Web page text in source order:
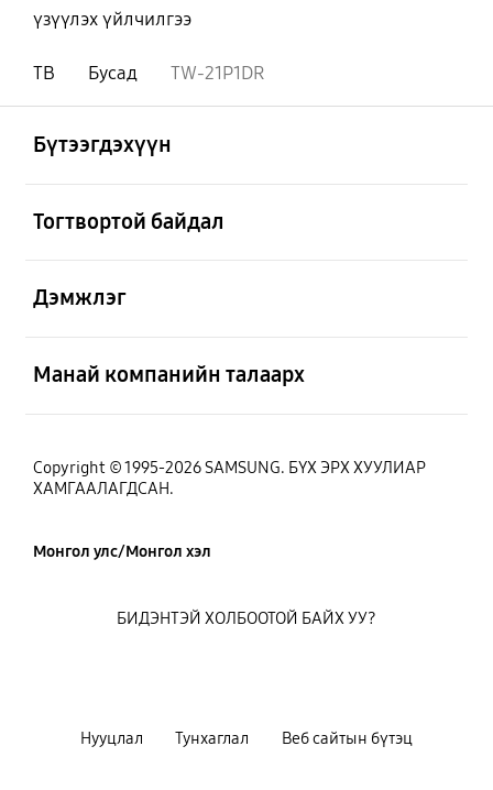
үзүүлэх үйлчилгээ
ТВ Бусад TW-21P1DR
Бүтээгдэхүүн
Тогтвортой байдал
Дэмжлэг
Манай компанийн талаарх
Copyright © 1995-2026 SAMSUNG. БҮХ ЭРХ ХУУЛИАР
ХАМГААЛАГДСАН.
Монгол улс/Монгол хэл
Нууцлал Тунхаглал Веб сайтын бүтэц
БИДЭНТЭЙ ХОЛБООТОЙ БАЙХ УУ?